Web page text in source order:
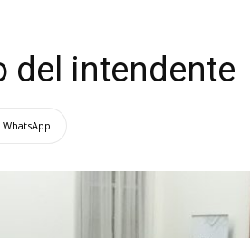
del intendente
WhatsApp